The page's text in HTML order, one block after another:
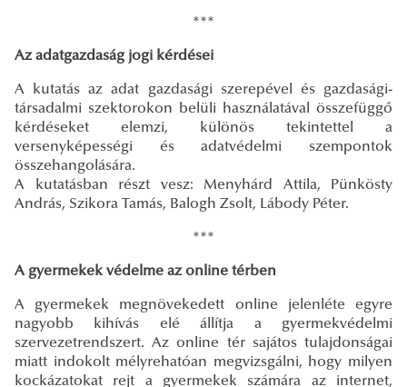
***
Az adatgazdaság jogi kérdései
A kutatás az adat gazdasági szerepével és gazdasági-
társadalmi szektorokon belüli használatával összefüggő
kérdéseket elemzi, különös tekintettel a
versenyképességi és adatvédelmi szempontok
összehangolására.
A kutatásban részt vesz: Menyhárd Attila, Pünkösty
András, Szikora Tamás, Balogh Zsolt, Lábody Péter.
***
A gyermekek védelme az online térben
A gyermekek megnövekedett online jelenléte egyre
nagyobb kihívás elé állítja a gyermekvédelmi
szervezetrendszert. Az online tér sajátos tulajdonságai
miatt indokolt mélyrehatóan megvizsgálni, hogy milyen
kockázatokat rejt a gyermekek számára az internet,